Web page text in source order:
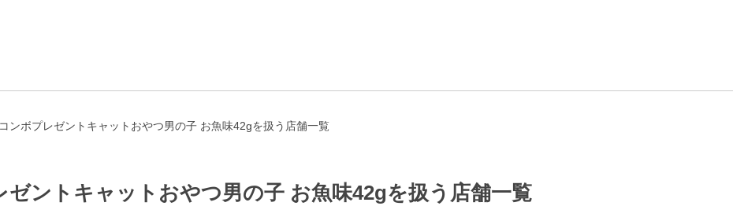
ンボプレゼントキャットおやつ男の子 お魚味42gを扱う店舗一覧
ゼントキャットおやつ男の子 お魚味42gを扱う店舗一覧